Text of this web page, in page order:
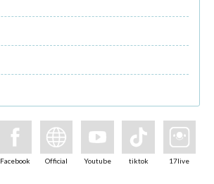
Facebook Official Youtube tiktok 17live